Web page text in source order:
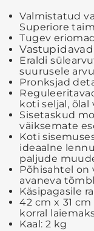
Valmistatud
Superiore
Tugev
Eraldi
suurusele
Pronksjad
koti seljal,
Sisetaskud
väiksemate
Koti
ideaalne
paljude
Põhisahtel
avaneva
Käsipagasile
42 cm x 31
korral
Kaal: 2 kg